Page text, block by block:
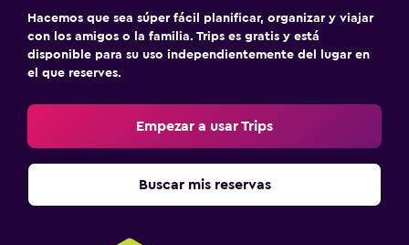
Hacemos que sea súper fácil planificar, organizar y viajar
con los amigos o la familia. Trips es gratis y está
disponible para su uso independientemente del lugar en
el que reserves.
Empezar a usar Trips
Buscar mis reservas